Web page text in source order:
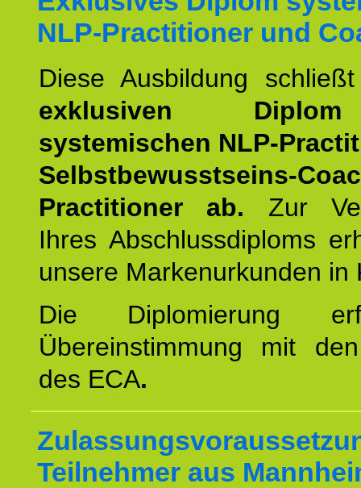
NLP-Practitioner und
Diese Ausbildung
exklusiven
systemischen NLP-
Selbstbewusstseins-
Practitioner ab. Zur
Ihres Abschlussdiploms
unsere Markenurkunden in
Die Diplomierung
Übereinstimmung mit
des ECA.
Teilnehmer aus